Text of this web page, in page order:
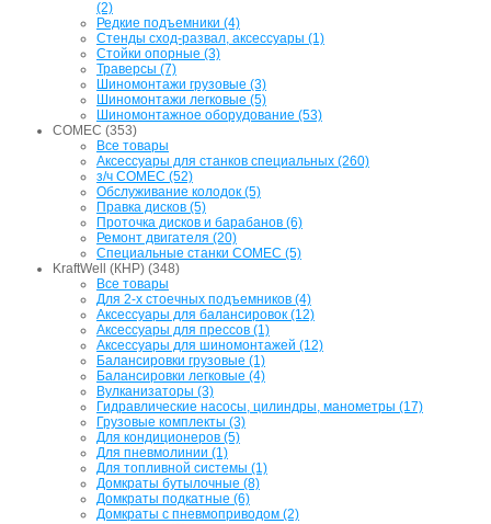
(2)
Редкие подъемники (4)
Стенды сход-развал, аксессуары (1)
Стойки опорные (3)
Траверсы (7)
Шиномонтажи грузовые (3)
Шиномонтажи легковые (5)
Шиномонтажное оборудование (53)
COMEC (353)
Все товары
Аксессуары для станков специальных (260)
з/ч COMEC (52)
Обслуживание колодок (5)
Правка дисков (5)
Проточка дисков и барабанов (6)
Ремонт двигателя (20)
Специальные станки COMEC (5)
KraftWell (КНР) (348)
Все товары
Для 2-х стоечных подъемников (4)
Аксессуары для балансировок (12)
Аксессуары для прессов (1)
Аксессуары для шиномонтажей (12)
Балансировки грузовые (1)
Балансировки легковые (4)
Вулканизаторы (3)
Гидравлические насосы, цилиндры, манометры (17)
Грузовые комплекты (3)
Для кондиционеров (5)
Для пневмолинии (1)
Для топливной системы (1)
Домкраты бутылочные (8)
Домкраты подкатные (6)
Домкраты с пневмоприводом (2)